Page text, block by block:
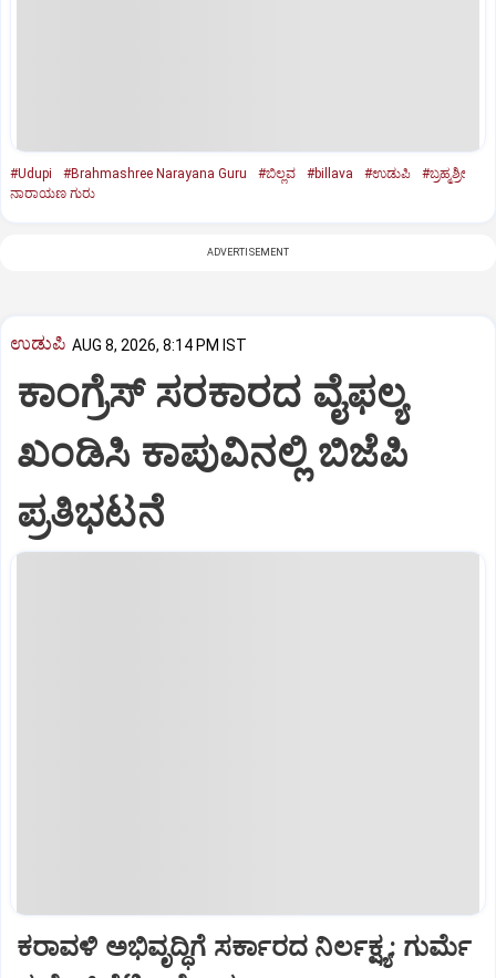
#Udupi #Brahmashree Narayana Guru #ಬಿಲ್ಲವ #billava #ಉಡುಪಿ
#ಬ್ರಹ್ಮಶ್ರೀ
ನಾರಾಯಣ ಗುರು
ADVERTISEMENT
ಉಡುಪಿ AUG 8, 2026, 8:14 PM IST
ಕಾಂಗ್ರೆಸ್ ಸರಕಾರದ ವೈಫಲ್ಯ
ಖಂಡಿಸಿ ಕಾಪುವಿನಲ್ಲಿ ಬಿಜೆಪಿ
ಪ್ರತಿಭಟನೆ
ಕರಾವಳಿ ಅಭಿವೃದ್ಧಿಗೆ ಸರ್ಕಾರದ ನಿರ್ಲಕ್ಷ್ಯ: ಗುರ್ಮೆ